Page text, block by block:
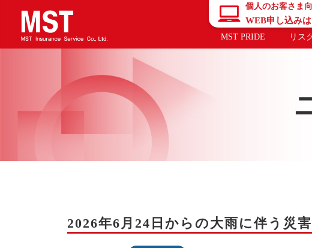
個人のお客さま
WEB申し込み
MST PRIDE リス
2026年6月24日からの大雨に伴う災